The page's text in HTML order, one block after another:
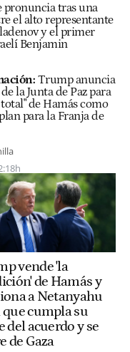
pronuncia tras una
el alto representante
y el primer
Benjamin
Trump anuncia
la Junta de Paz para
de Hamás como
para la Franja de
vende 'la
de Hamás y
a Netanyahu
que cumpla su
del acuerdo y se
de Gaza